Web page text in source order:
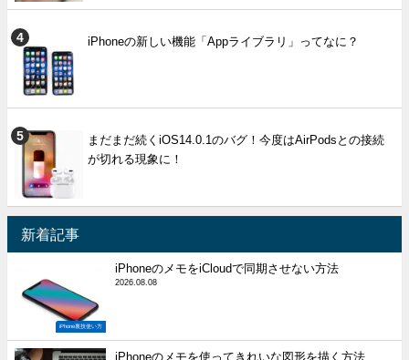
iPhoneの新しい機能「Appライブラリ」ってなに？
まだまだ続くiOS14.0.1のバグ！今度はAirPodsとの接続
が切れる現象に！
新着記事
iPhone裏技使い方
iPhoneのメモをiCloudで同期させない方法
2026.08.08
iPhoneのメモを使ってきれいな図形を描く方法